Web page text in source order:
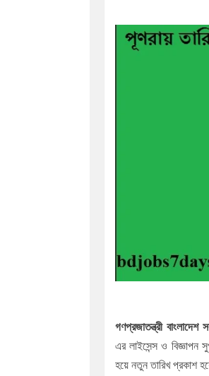
গণপ্রজাতন্ত্রী বাংলাদেশ
এরলাইসেন্স ও বিজ্ঞাপন
হয়ে নতুন তারিখ প্রকাশ